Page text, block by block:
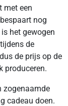
met een
nog
het gewogen
de
de prijs op de
produceren.
zogenaamde
cadeau doen.